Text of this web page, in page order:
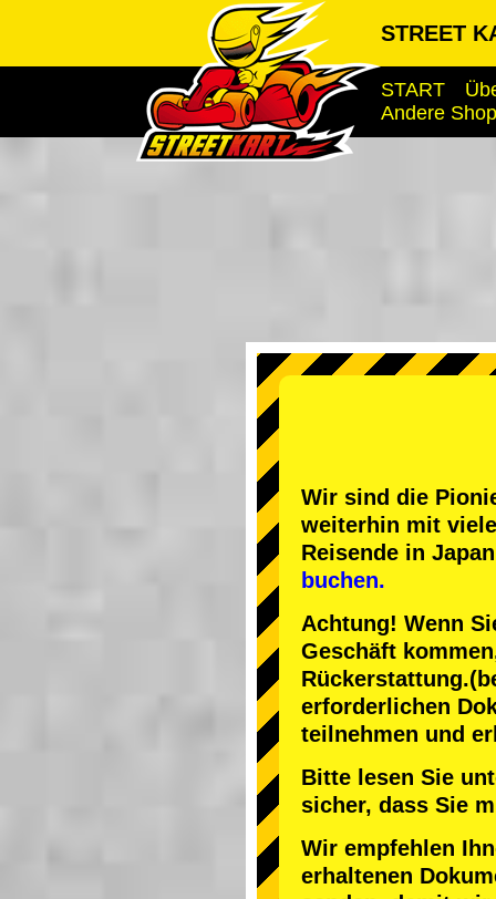
STREET
START
Andere
Wir sind die
weiterhin mit
Reisende in
buchen.
Achtung! Wenn
Geschäft
Rückerstattung.
erforderlichen
teilnehmen und
Bitte lesen Sie
sicher, dass Sie
Wir empfehlen
erhaltenen